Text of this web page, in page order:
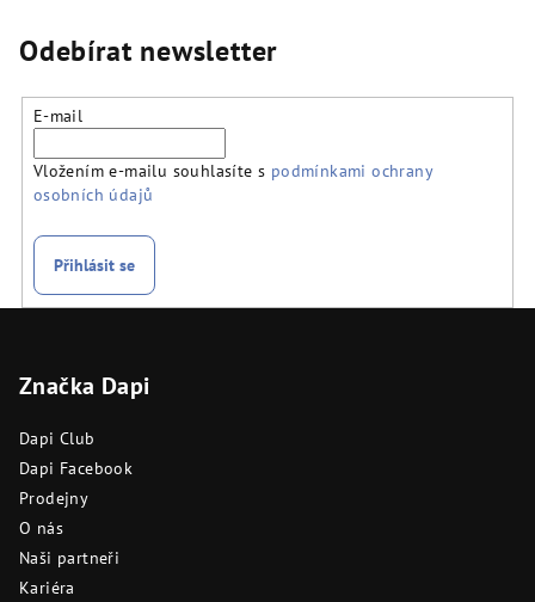
Odebírat newsletter
E-mail
Vložením e-mailu souhlasíte s podmínkami ochrany
osobních údajů
Přihlásit se
Značka Dapi
Dapi Club
Dapi Facebook
Prodejny
O nás
Naši partneři
Kariéra